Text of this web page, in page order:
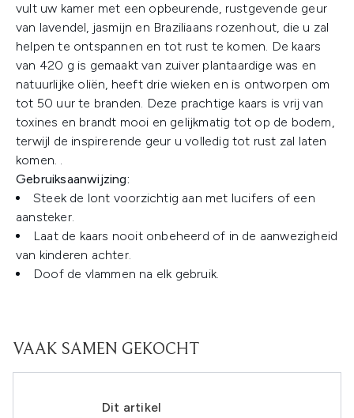
vult uw kamer met een opbeurende, rustgevende geur
van lavendel, jasmijn en Braziliaans rozenhout, die u zal
helpen te ontspannen en tot rust te komen. De kaars
van 420 g is gemaakt van zuiver plantaardige was en
natuurlijke oliën, heeft drie wieken en is ontworpen om
tot 50 uur te branden. Deze prachtige kaars is vrij van
toxines en brandt mooi en gelijkmatig tot op de bodem,
terwijl de inspirerende geur u volledig tot rust zal laten
komen. .
Gebruiksaanwijzing:
Steek de lont voorzichtig aan met lucifers of een
aansteker.
Laat de kaars nooit onbeheerd of in de aanwezigheid
van kinderen achter.
Doof de vlammen na elk gebruik.
VAAK SAMEN GEKOCHT
Dit artikel